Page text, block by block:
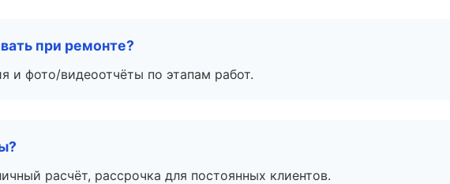
при ремонте?
и фото/видеоотчёты по этапам работ.
расчёт, рассрочка для постоянных клиентов.